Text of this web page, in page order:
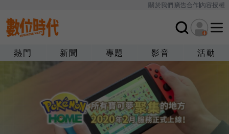
關於我們廣告合作內容授權
熱門 新聞 專題 影音 活動